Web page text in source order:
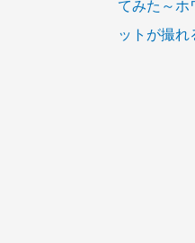
てみた～ホ
ットが撮れ